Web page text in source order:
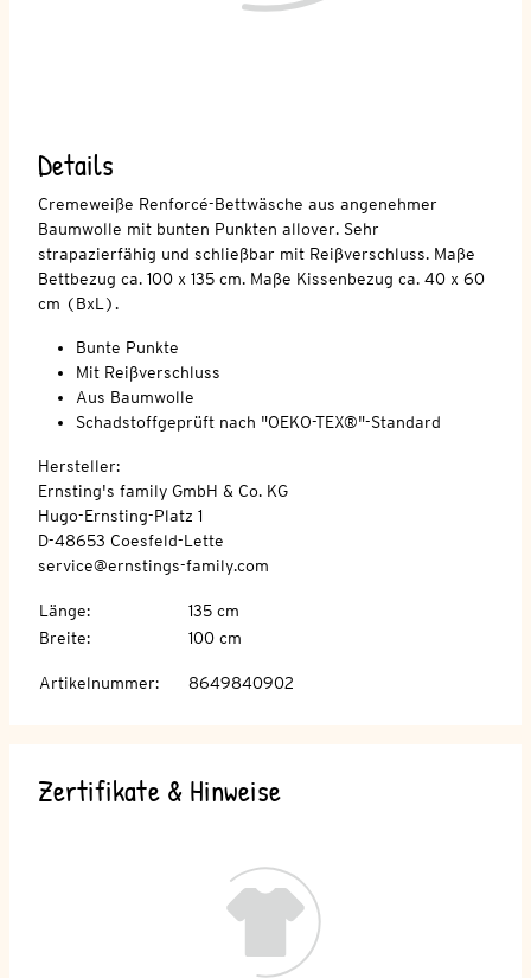
Details
Cremeweiße Renforcé-Bettwäsche aus angenehmer
Baumwolle mit bunten Punkten allover. Sehr
strapazierfähig und schließbar mit Reißverschluss. Maße
Bettbezug ca. 100 x 135 cm. Maße Kissenbezug ca. 40 x 60
cm (BxL).
Bunte Punkte
Mit Reißverschluss
Aus Baumwolle
Schadstoffgeprüft nach "OEKO-TEX®"-Standard
Hersteller:
Ernsting's family GmbH & Co. KG
Hugo-Ernsting-Platz 1
D-48653 Coesfeld-Lette
service@ernstings-family.com
Länge:
135 cm
Breite: 100 cm
Artikelnummer: 8649840902
Zertifikate & Hinweise